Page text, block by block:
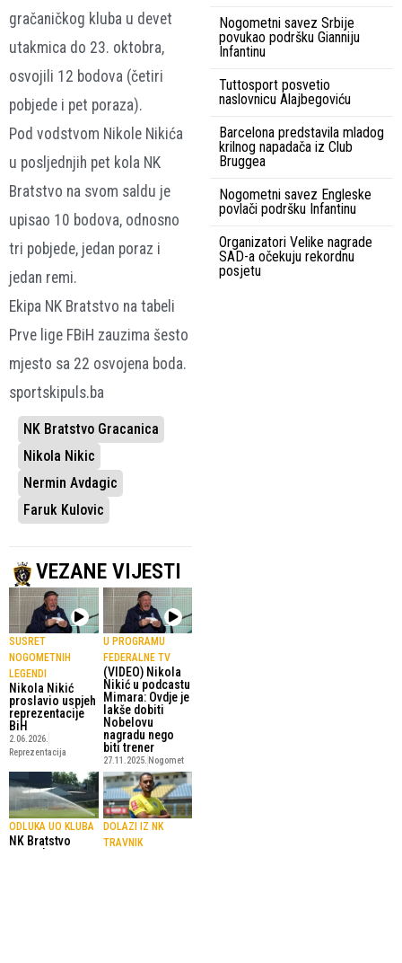
gračaničkog kluba u devet
utakmica do 23. oktobra,
osvojili 12 bodova (četiri
pobjede i pet poraza).
Pod vodstvom Nikole Nikića
u posljednjih pet kola NK
Bratstvo na svom saldu je
upisao 10 bodova, odnosno
tri pobjede, jedan poraz i
jedan remi.
Ekipa NK Bratstvo na tabeli
Prve lige FBiH zauzima šesto
mjesto sa 22 osvojena boda.
sportskipuls.ba
NK Bratstvo Gracanica
Nikola Nikic
Nermin Avdagic
Faruk Kulovic
VEZANE VIJESTI
SUSRET
NOGOMETNIH
LEGENDI
Nikola Nikić
proslavio uspjeh
reprezentacije
BiH
2.06.2026.
Reprezentacija
U PROGRAMU
FEDERALNE TV
(VIDEO) Nikola
Nikić u podcastu
Mimara: Ovdje je
lakše dobiti
Nobelovu
nagradu nego
biti trener
27.11.2025. Nogomet
ODLUKA UO KLUBA
NK Bratstvo
ostao bez
DOLAZI IZ NK
TRAVNIK
Nogometni savez Srbije
povukao podršku Gianniju
Infantinu
Tuttosport posvetio
naslovnicu Alajbegoviću
Barcelona predstavila mladog
krilnog napadača iz Club
Bruggea
Nogometni savez Engleske
povlači podršku Infantinu
Organizatori Velike nagrade
SAD-a očekuju rekordnu
posjetu